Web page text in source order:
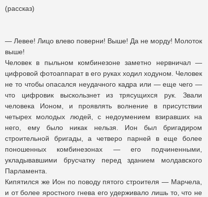
(рассказ)
— Левее! Лицо влево поверни! Выше! Да не морду! Молоток
выше!
Человек в пыльном комбинезоне заметно нервничал —
цифровой фотоаппарат в его руках ходил ходуном. Человек
не то чтобы опасался неудачного кадра или — еще чего —
что цифровик выскользнет из трясущихся рук. Звали
человека Ионом, и проявлять волнение в присутствии
четырех молодых людей, с недоумением взиравших на
него, ему было никак нельзя. Ион был бригадиром
строительной бригады, а четверо парней в еще более
поношенных комбинезонах — его подчиненными,
укладывавшими брусчатку перед зданием молдавского
Парламента.
Кипятился же Ион по поводу пятого строителя — Марчела,
и от более яростного гнева его удерживало лишь то, что не